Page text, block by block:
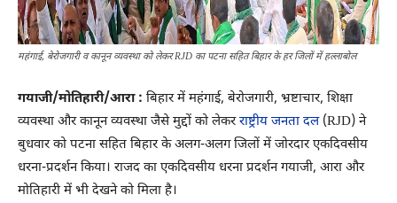
महंगाई, बेरोजगारी व कानून व्यवस्था को लेकर RJD का पटना सहित बिहार के हर जिलों में हल्लाबोल
गयाजी/मोतिहारी/आरा : बिहार में महंगाई, बेरोजगारी, भ्रष्टाचार, शिक्षा
व्यवस्था और कानून व्यवस्था जैसे मुद्दों को लेकरराष्ट्रीय जनता दल(RJD) ने
बुधवार को पटना सहित बिहार के अलग-अलग जिलों में जोरदार एकदिवसीय
धरना-प्रदर्शन किया। राजद का एकदिवसीय धरना प्रदर्शन गयाजी, आरा और
मोतिहारी में भी देखने को मिला है।